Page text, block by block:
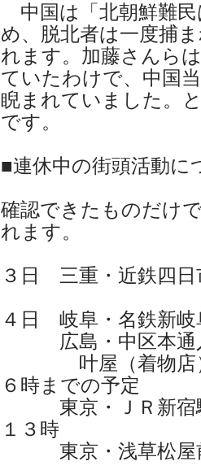
中国は「北朝鮮難
め、脱北者は一度捕
れます。加藤さんら
ていたわけで、中国
睨まれていました。
です。
■連休中の街頭活動に
確認できたものだけ
れます。
３日 三重・近鉄四
４日 岐阜・名鉄新
広島・中区本通入
叶屋（着物店）
６時までの予定
東京・ＪＲ新宿駅
１３時
東京・浅草松屋